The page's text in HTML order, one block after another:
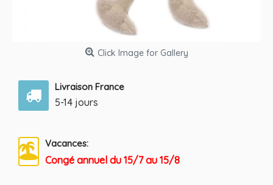
Click Image for Gallery
Livraison France
5-14 jours
Vacances:
Congé annuel du 15/7 au 15/8